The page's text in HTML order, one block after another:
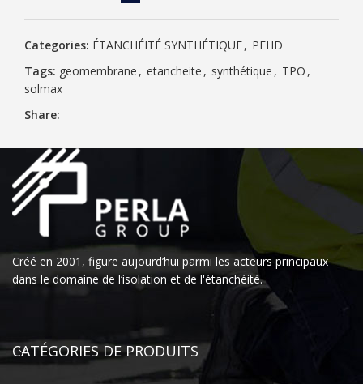
Categories: ÉTANCHÉITÉ SYNTHÉTIQUE, PEHD
Tags: geomembrane , etancheite , synthétique , TPO ,
solmax
Share:
Créé en 2001, figure aujourd’hui parmi les acteurs principaux
dans le domaine de l‘isolation et de l'étanchéité.
CATÉGORIES DE PRODUITS